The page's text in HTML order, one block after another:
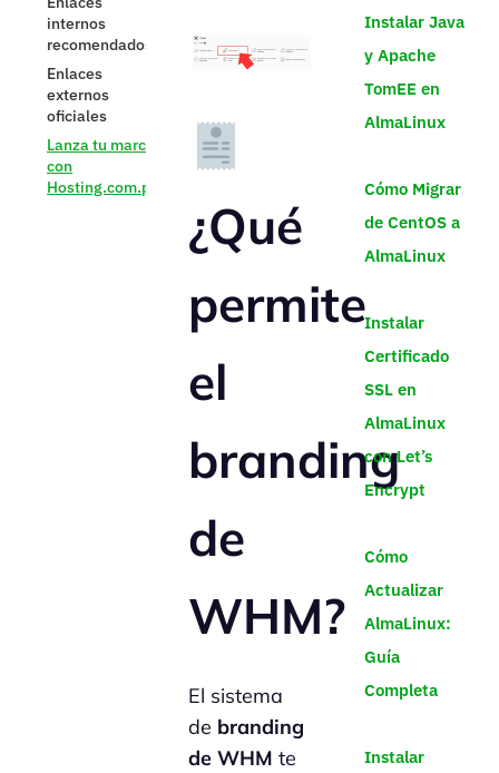
¿Qué
permite
el
branding
de
WHM?
El sistema
de branding
de WHM te
Instalar Java
y Apache
TomEE en
AlmaLinux
Cómo Migrar
de CentOS a
AlmaLinux
Instalar
Certificado
SSL en
AlmaLinux
con Let’s
Encrypt
Cómo
Actualizar
AlmaLinux:
Guía
Completa
Instalar